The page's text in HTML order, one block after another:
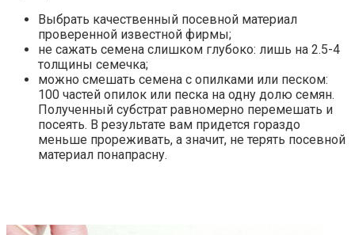
Выбрать качественный посевной материал
проверенной известной фирмы;
не сажать семена слишком глубоко: лишь на 2.5-4
толщины семечка;
можно смешать семена с опилками или песком:
100 частей опилок или песка на одну долю семян.
Полученный субстрат равномерно перемешать и
посеять. В результате вам придется гораздо
меньше прореживать, а значит, не терять посевной
материал понапрасну.